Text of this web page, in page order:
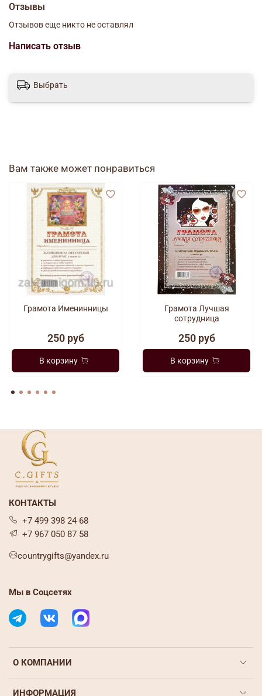
Грамота поднимет настроениеи будет радовать того человека,
Отзывы
Отзывов еще никто не оставлял
Написать отзыв
Выбрать
Вам также может понравиться
Грамота Именинницы
250 руб
В корзину
Грамота Лучшая
сотрудница
250 руб
В корзину
О КОМПАНИИ
ИНФОРМАЦИЯ
КОНТАКТЫ
+7 499 398 24 68
+7 967 050 87 58
countrygifts@yandex.ru
Мы в Соцсетях